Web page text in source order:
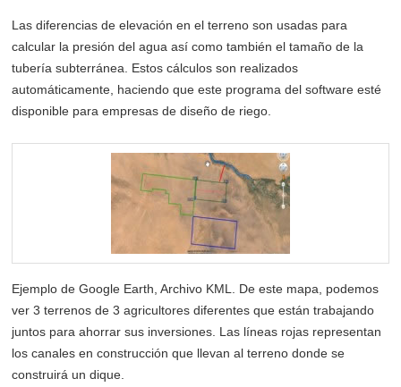
Las diferencias de elevación en el terreno son usadas para
calcular la presión del agua así como también el tamaño de la
tubería subterránea. Estos cálculos son realizados
automáticamente, haciendo que este programa del software esté
disponible para empresas de diseño de riego.
Ejemplo de Google Earth, Archivo KML. De este mapa, podemos
ver 3 terrenos de 3 agricultores diferentes que están trabajando
juntos para ahorrar sus inversiones. Las líneas rojas representan
los canales en construcción que llevan al terreno donde se
construirá un dique.